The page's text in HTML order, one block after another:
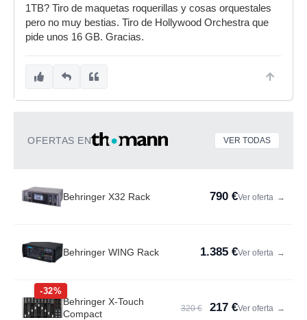
1TB? Tiro de maquetas roquerillas y cosas orquestales
pero no muy bestias. Tiro de Hollywood Orchestra que
pide unos 16 GB. Gracias.
OFERTAS EN VER TODAS
Behringer X32 Rack 790 €Ver oferta →
Behringer WING Rack 1.385 €Ver oferta →
-32%
Behringer X-Touch
Compact
320 € 217 €Ver oferta →